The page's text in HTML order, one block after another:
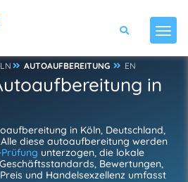
AUTOAUFBEREITUNG EN
in
in Köln, Deutschland,
diese autoaufbereitung werden
unterzogen, die lokale
Bewertungen,
und Handelsexzellenz umfasst